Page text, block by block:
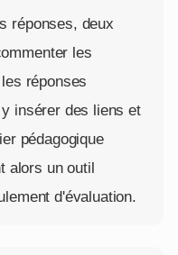
réponses, deux
les
réponses
insérer des liens et
pédagogique
alors un outil
d'évaluation.